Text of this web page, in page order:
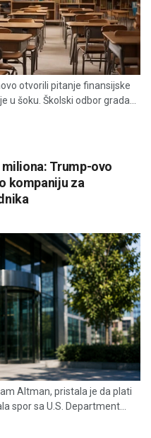
otvorili pitanje finansijske
u šoku. Školski odbor grada...
Trump-ovo
kompaniju za
Altman, pristala je da plati
spor sa U.S. Department...